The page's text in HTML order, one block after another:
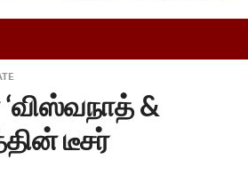
&
டீசர்